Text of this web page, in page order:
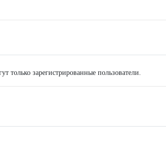
только зарегистрированные пользователи.